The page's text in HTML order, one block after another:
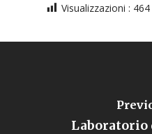
Visualizzazioni : 464
Laboratorio